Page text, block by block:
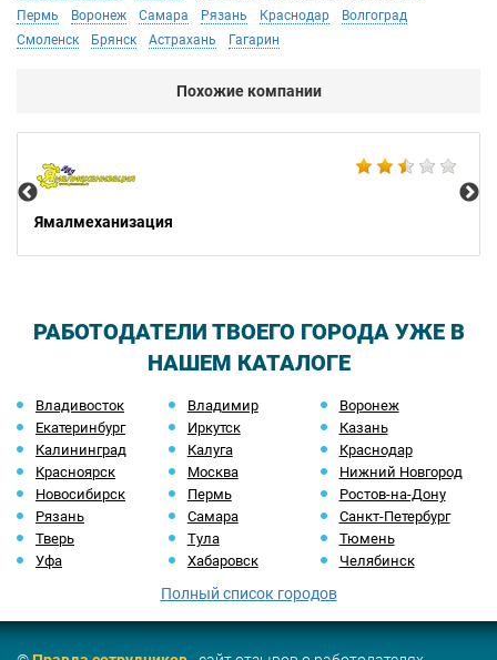
Пермь
Воронеж Самара Рязань Краснодар
Волгоград
Смоленск
Брянск Астрахань Гагарин
Похожие компании
Ямалмеханизация
РАБОТОДАТЕЛИ ТВОЕГО ГОРОДА УЖЕ В
НАШЕМ КАТАЛОГЕ
Владивосток Владимир
Воронеж
Екатеринбург
Иркутск
Казань
Калининград
Калуга
Краснодар
Красноярск
Москва
Нижний Новгород
Новосибирск
Пермь
Ростов-на-Дону
Рязань
Самара
Санкт-Петербург
Тверь
Тула
Тюмень
Уфа
Хабаровск Челябинск
Полный список городов